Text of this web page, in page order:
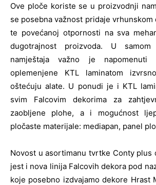
Ove ploče koriste se u proizvodnji
se posebna važnost pridaje vrhunskom
te povećanoj otpornosti na sva
dugotrajnost proizvoda. U
namještaja važno je
oplemenjene KTL laminatom
oštećuju alate. U ponudi je i KTL
svim Falcovim dekorima za
zaobljene plohe, a i mogućnost
pločaste materijale: mediapan, panel
Novost u asortimanu tvrtke Conty plus
jest i nova linija Falcovih dekora pod
koje posebno izdvajamo dekore Hrast